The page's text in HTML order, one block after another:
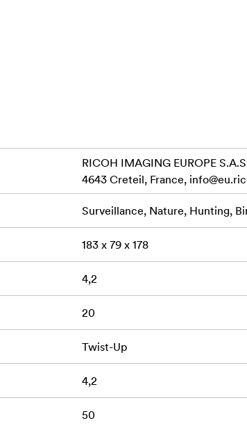
RICOH IMAGING EUROPE
4643 Creteil, France,
Surveillance, Nature, Hunting,
183 x 79 x 178
4,2
20
Twist-Up
4,2
50